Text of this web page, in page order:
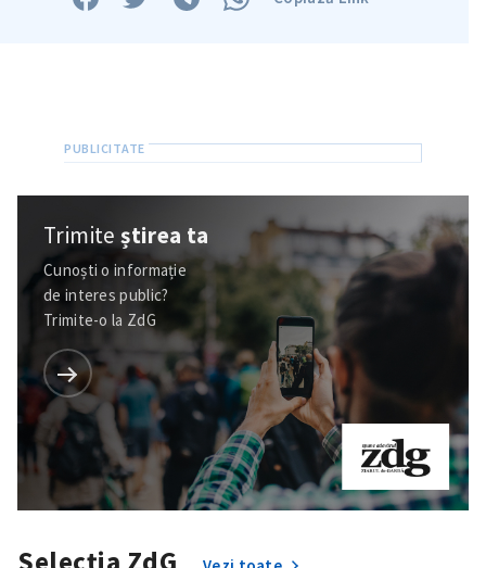
Trimiteștirea ta
Cunoști o informație
de interes public?
Trimite-o la ZdG